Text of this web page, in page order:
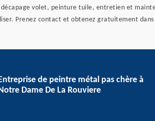
volet, peinture tuile, entretien et
Prenez contact et obtenez gratuitement dans
de peintre métal pas chère à
Dame De La Rouviere